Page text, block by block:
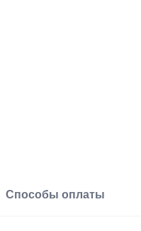
Способы оплаты